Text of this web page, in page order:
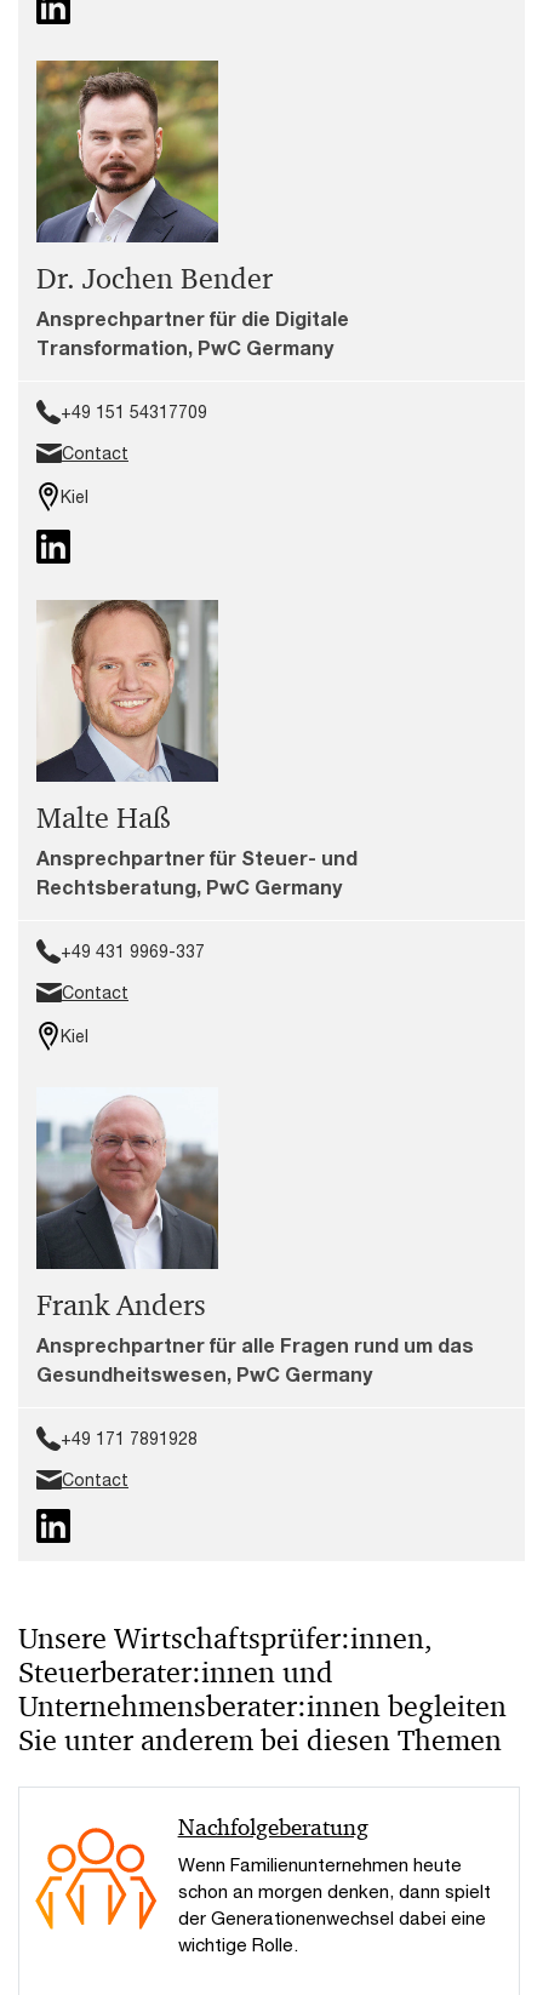
Dr. Jochen Bender
Ansprechpartner für die Digitale
Transformation, PwC Germany
+49 151 54317709
Contact
Kiel
Malte Haß
Ansprechpartner für Steuer- und
Rechtsberatung, PwC Germany
+49 431 9969-337
Contact
Kiel
Frank Anders
Ansprechpartner für alle Fragen rund um das
Gesundheitswesen, PwC Germany
+49 171 7891928
Contact
Unsere Wirtschaftsprüfer:innen,
Steuerberater:innen und
Unternehmensberater:innen begleiten
Sie unter anderem bei diesen Themen
Nachfolgeberatung
Wenn Familienunternehmen heute
schon an morgen denken, dann spielt
der Generationenwechsel dabei eine
wichtige Rolle.